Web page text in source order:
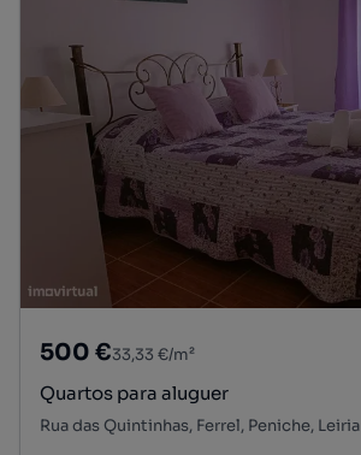
500 €33,33 €/m²
Quartos para aluguer
Rua das Quintinhas, Ferrel, Peniche, Leiria